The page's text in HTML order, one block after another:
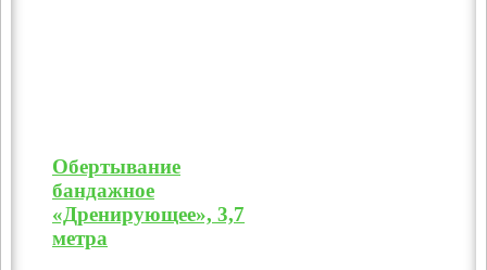
Обертывание
бандажное
«Дренирующее», 3,7
метра